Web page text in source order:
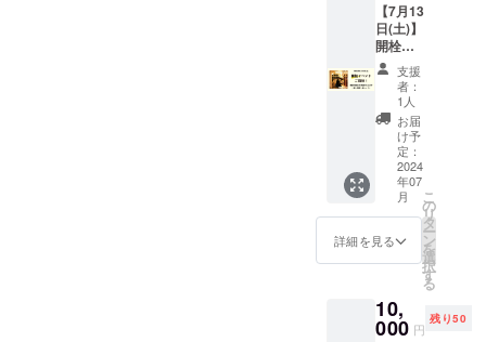
【7月13
日(土)】
開栓イ
ベント
ご招
待！
（当日
ビール
飲み放
題）+オ
リジナ
ルス
テッ
カー&御
礼メー
2024年
7月13日
支援
者：
1人
お届
け予
定：
2024
年07
月
詳細を見る
こ
の
リ
タ
ー
ン
を
選
択
す
る
10,
000 円
残り50